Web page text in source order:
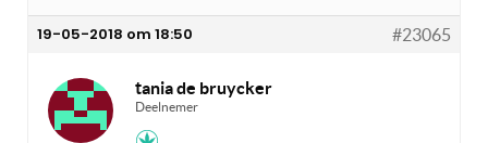
19-05-2018 om 18:50 #23065
tania de bruycker
Deelnemer